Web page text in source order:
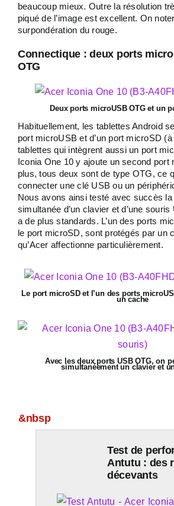
beaucoup mieux. Outre la résolution
piqué de l’image est excellent. On
surpondération du rouge.
Connectique : deux ports
OTG
Deux ports microUSB OTG et un
Habituellement, les tablettes Android
port microUSB et d’un port microSD
tablettes qui intègrent aussi un port
Iconia One 10 y ajoute un second port
plus, tous deux sont de type OTG, ce
connecter une clé USB ou un
Nous avons ainsi testé avec succès
simultanée d’un clavier et d’une souris
a de plus standards. L’un des ports
le port microSD, sont protégés par un
qu’Acer affectionne particulièrement.
Le port microSD et l’un des ports
un cache
Avec les deux ports USB OTG, on
simultanéement un clavier et
&nbsp
Test de
Antutu : des
décevants